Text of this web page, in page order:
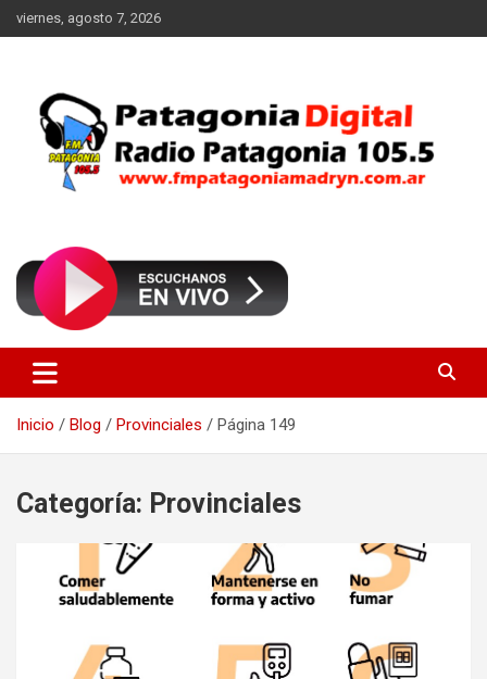
Saltar
al
viernes, agosto 7, 2026
FM Patagonia Madryn
Inicio Blog Provinciales Página 149
Categoría: Provinciales